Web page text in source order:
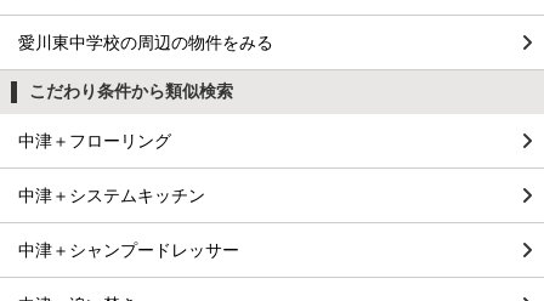
愛川東中学校の周辺の物件をみる
こだわり条件から類似検索
中津＋フローリング
中津＋システムキッチン
中津＋シャンプードレッサー